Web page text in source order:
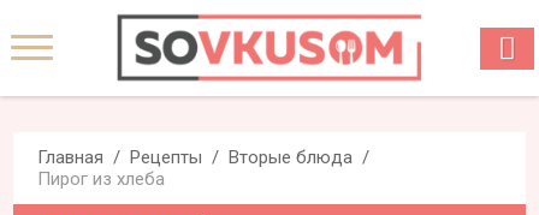
Главная Рецепты
Вторые блюда
Пирог из хлеба